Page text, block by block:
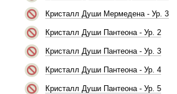
Кристалл Души Мермедена - Ур. 3
Кристалл Души Пантеона - Ур. 2
Кристалл Души Пантеона - Ур. 3
Кристалл Души Пантеона - Ур. 4
Кристалл Души Пантеона - Ур. 5